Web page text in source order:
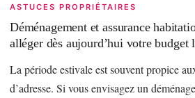
ASTUCES PROPRIÉTAIRES
Déménagement et assurance
alléger dès aujourd’hui votre budget
La période estivale est souvent propice
d’adresse. Si vous envisagez un